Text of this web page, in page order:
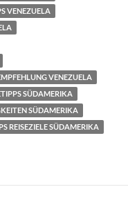
VENEZUELA
VENEZUELA
SÜDAMERIKA
SÜDAMERIKA
REISEZIELE SÜDAMERIKA